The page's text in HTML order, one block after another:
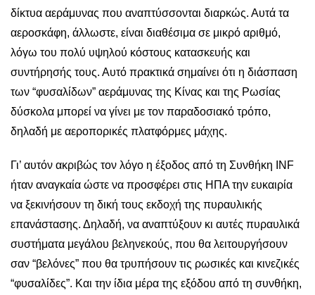
δίκτυα αεράμυνας που αναπτύσσονται διαρκώς. Αυτά τα
αεροσκάφη, άλλωστε, είναι διαθέσιμα σε μικρό αριθμό,
λόγω του πολύ υψηλού κόστους κατασκευής και
συντήρησής τους. Αυτό πρακτικά σημαίνει ότι η διάσπαση
των “φυσαλίδων” αεράμυνας της Κίνας και της Ρωσίας
δύσκολα μπορεί να γίνει με τον παραδοσιακό τρόπο,
δηλαδή με αεροπορικές πλατφόρμες μάχης.
Γι’ αυτόν ακριβώς τον λόγο η έξοδος από τη Συνθήκη INF
ήταν αναγκαία ώστε να προσφέρει στις ΗΠΑ την ευκαιρία
να ξεκινήσουν τη δική τους εκδοχή της πυραυλικής
επανάστασης. Δηλαδή, να αναπτύξουν κι αυτές πυραυλικά
συστήματα μεγάλου βεληνεκούς, που θα λειτουργήσουν
σαν “βελόνες” που θα τρυπήσουν τις ρωσικές και κινεζικές
“φυσαλίδες”. Και την ίδια μέρα της εξόδου από τη συνθήκη,